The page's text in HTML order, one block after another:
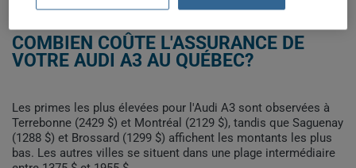
COMBIEN COÛTE L'ASSURANCE DE
VOTRE AUDI A3 AU QUÉBEC?
Les primes les plus élevées pour l'Audi A3 sont observées à
Terrebonne (2429 $) et Montréal (2129 $), tandis que Saguenay
(1288 $) et Brossard (1299 $) affichent les montants les plus
bas. Les autres villes se situent dans une plage intermédiaire